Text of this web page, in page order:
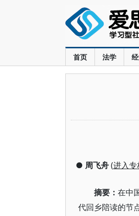
首页 法学
● 周飞舟(进入专
摘要： 在中
代回乡陪读的节